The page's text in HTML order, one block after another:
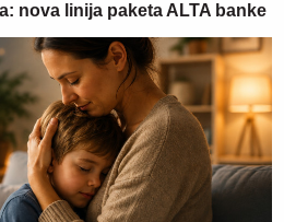
nova linija paketa ALTA banke